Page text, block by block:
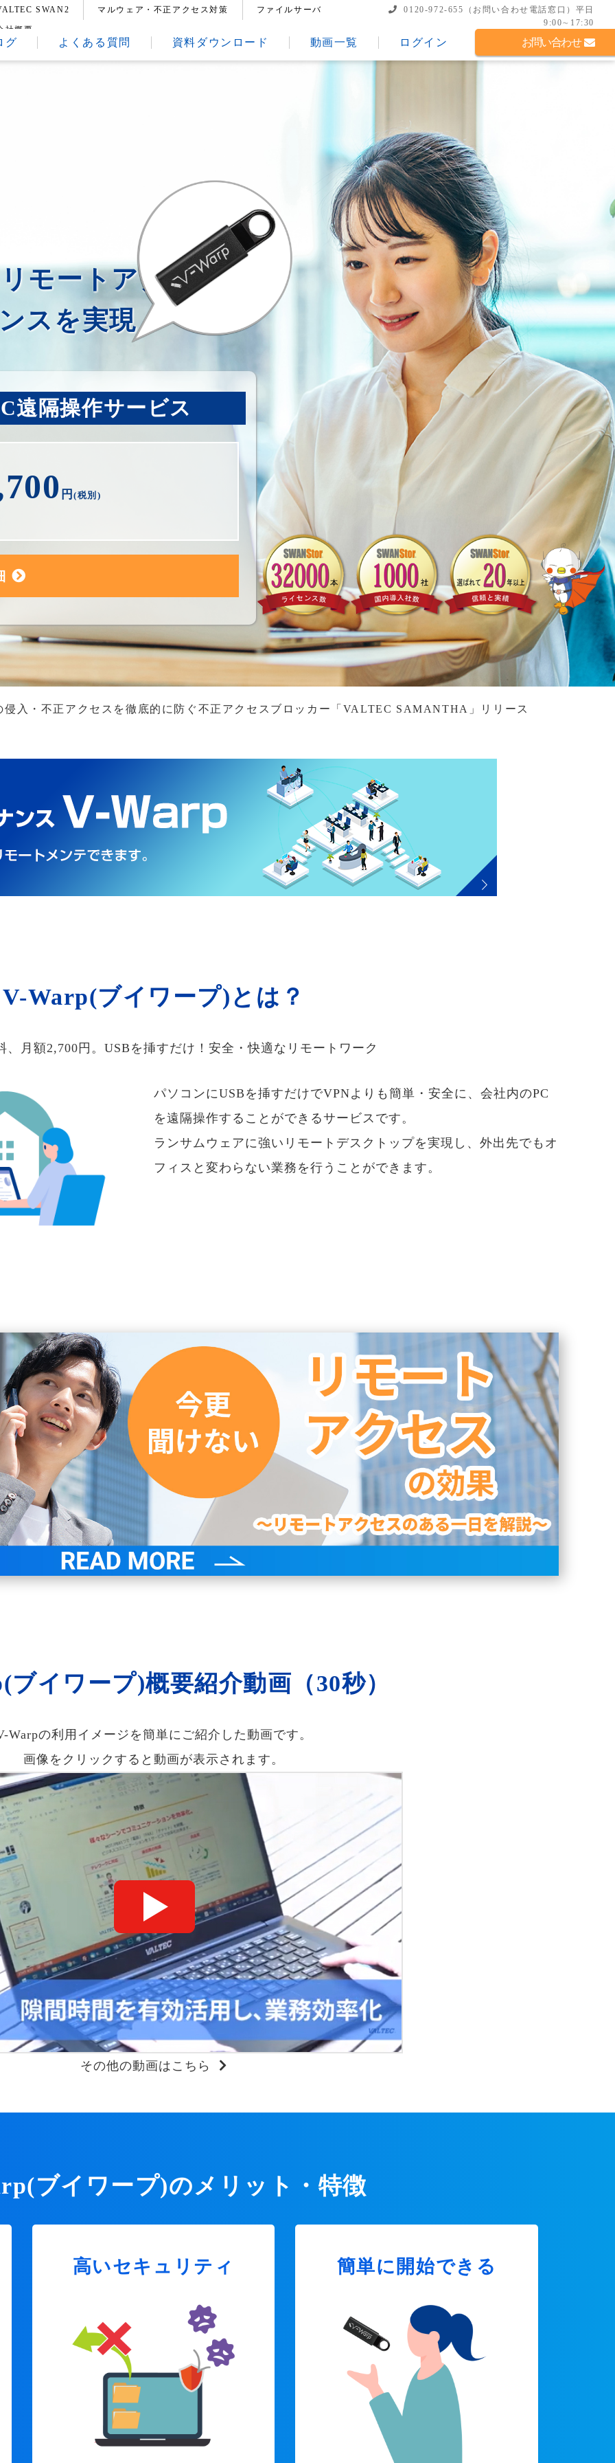
SWAN2 マルウェア・不正アクセス対策 ファイルサーバ
社概要
0120-972-655 （お問い合わせ電話窓口） 平日
9:00∼17:30
グ よくある質問 資料ダウンロード 動画一覧 ログイン お問い合わせ
モートアクセスや
スを実現
遠隔操作サービス
円(税別)
侵入・不正アクセスを徹底的に防ぐ不正アクセスブロッカー「VALTEC SAMANTHA」リリース
V-Warp(ブイワープ)とは？
、月額2,700円。USBを挿すだけ！安全・快適なリモートワーク
パソコンにUSBを挿すだけでVPNよりも簡単・安全に、会社内のPC
を遠隔操作することができるサービスです。
ランサムウェアに強いリモートデスクトップを実現し、外出先でもオ
フィスと変わらない業務を行うことができます。
ブイワープ)概要紹介動画（30秒）
Warpの利用イメージを簡単にご紹介した動画です。
画像をクリックすると動画が表示されます。
その他の動画はこちら
ブイワープ)のメリット・特徴
高いセキュリティ 簡単に開始できる